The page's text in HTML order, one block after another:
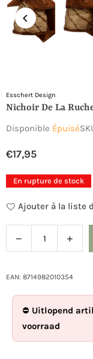
Esschert Design
Nichoir De La
Disponible Épuisé
Prix
régulier
€17,95
En rupture de stock
Ajouter à la liste
Diminuer
la
pour
la
ruche
la
pour
la
EAN: 8714982010354
⛔ Uitlopend
voorraad